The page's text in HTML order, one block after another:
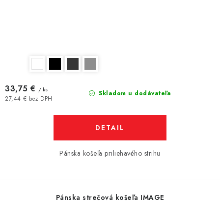
Skladom u dodávateľa
27,44 € bez DPH
33,75 € / ks
DETAIL
Pánska košeľa priliehavého strihu
Pánska strečová košeľa IMAGE